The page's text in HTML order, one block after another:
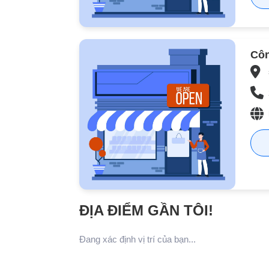
ĐỊA ĐIỂM GẦN TÔI!
Đang xác định vị trí của bạn...